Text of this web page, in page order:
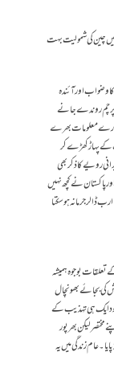
میں چین کی شمولیت بہت
کا وضو اب اور آئندہ
پرچم روندے جانے
معلومات بھرے
پہاڑ کھڑے کر
رویے کا ذکر بھی
پاکستان نے کچھ نہیں
کیا۔ معاہدے کے مطابق ایران بین الاقوامی فورم پر چلا جائے تو ہم پر 18 ارب ڈالر جرمانہ ہو سکتا
تعلقات بوجوہ ہمیشہ
کی بجائے بھونچال
ایک ہی تہذیب کے
مختصر لیکن بھرپور
عام زندگی میں یہ